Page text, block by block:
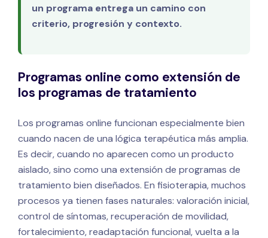
un programa entrega un camino con
criterio, progresión y contexto.
Programas online como extensión de
los programas de tratamiento
Los programas online funcionan especialmente bien
cuando nacen de una lógica terapéutica más amplia.
Es decir, cuando no aparecen como un producto
aislado, sino como una extensión de programas de
tratamiento bien diseñados. En fisioterapia, muchos
procesos ya tienen fases naturales: valoración inicial,
control de síntomas, recuperación de movilidad,
fortalecimiento, readaptación funcional, vuelta a la